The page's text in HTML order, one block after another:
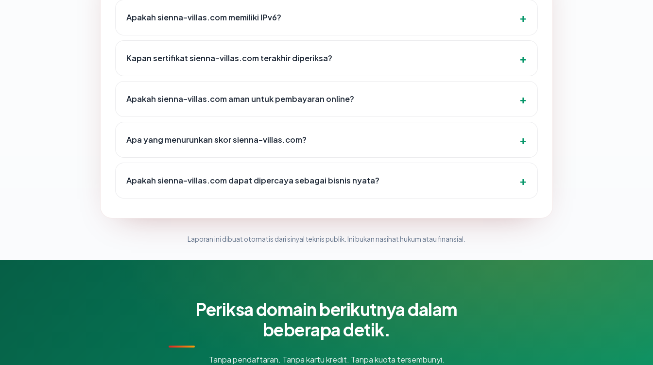
Apakah sienna-villas.com memiliki IPv6?
Kapan sertifikat sienna-villas.com terakhir diperiksa?
Apakah sienna-villas.com aman untuk pembayaran online?
Apa yang menurunkan skor sienna-villas.com?
Apakah sienna-villas.com dapat dipercaya sebagai bisnis nyata?
Laporan ini dibuat otomatis dari sinyal teknis publik. Ini bukan nasihat hukum atau finansial.
Periksa domain berikutnya dalam
beberapa detik.
Tanpa pendaftaran. Tanpa kartu kredit. Tanpa kuota tersembunyi.